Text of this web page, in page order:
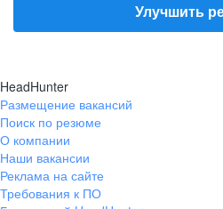
Улучшить
HeadHunter
Размещение вакансий
Поиск по резюме
О компании
Наши вакансии
Реклама на сайте
Требования к ПО